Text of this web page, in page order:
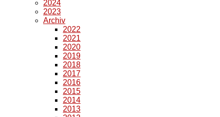
2024
2023
Archiv
2022
2021
2020
2019
2018
2017
2016
2015
2014
2013